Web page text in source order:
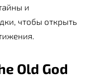
и
чтобы открыть
Old God